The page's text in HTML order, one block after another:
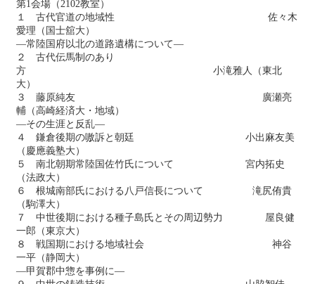
第1会場（2102教室）
１ 古代官道の地域性 佐々木
愛理（国士舘大）
―常陸国府以北の道路遺構について―
２ 古代伝馬制のあり
方 小滝雅人（東北
大）
３ 藤原純友 廣瀬亮
輔（高崎経済大・地域）
―その生涯と反乱―
４ 鎌倉後期の嗷訴と朝廷 小出麻友美
（慶應義塾大）
５ 南北朝期常陸国佐竹氏について 宮内拓史
（法政大）
６ 根城南部氏における八戸信長について 滝尻侑貴
（駒澤大）
７ 中世後期における種子島氏とその周辺勢力 屋良健
一郎（東京大）
８ 戦国期における地域社会 神谷
一平（静岡大）
―甲賀郡中惣を事例に―